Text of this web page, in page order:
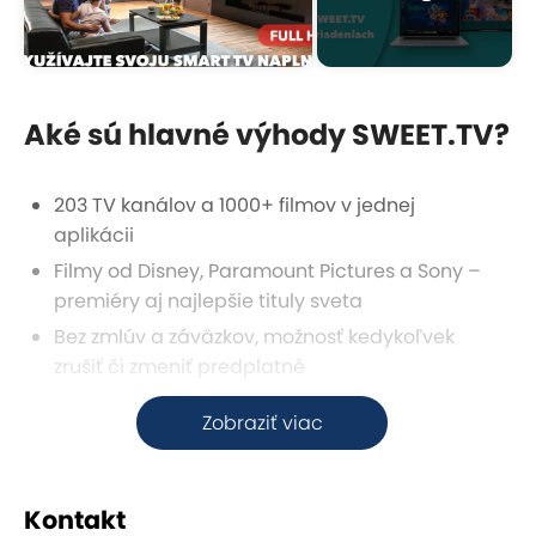
Zobraziť viac
Aké sú hlavné výhody SWEET.TV?
203 TV kanálov a 1000+ filmov v jednej
aplikácii
Filmy od Disney, Paramount Pictures a Sony –
premiéry aj najlepšie tituly sveta
Bez zmlúv a záväzkov, možnosť kedykoľvek
zrušiť či zmeniť predplatné
Sledovanie 24/7 na Smart TV, počítači,
mobile alebo tablete
Archív TV vysielania na 7 dní – pretáčanie,
Kontakt